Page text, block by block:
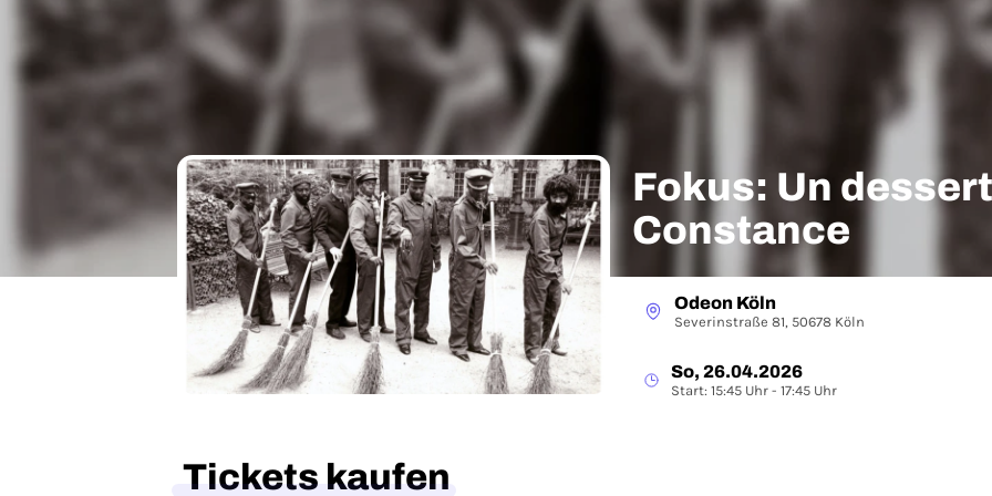
Fokus: Un
Constance
Odeon Köln
Severinstraße 81, 50678 Köln
So, 26.04.2026
Start: 15:45 Uhr - 17:45 Uhr
Tickets kaufen